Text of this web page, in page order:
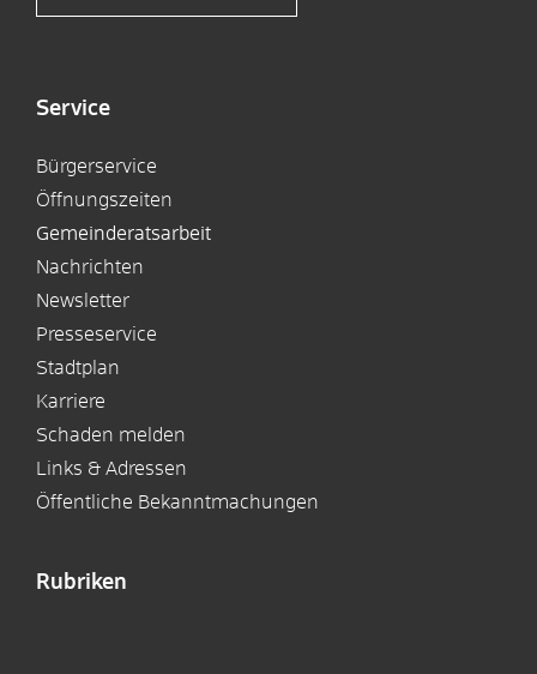
Service
Bürgerservice
Öffnungszeiten
Gemeinderatsarbeit
Nachrichten
Newsletter
Presseservice
Stadtplan
Karriere
Schaden melden
Links & Adressen
Öffentliche Bekanntmachungen
Rubriken